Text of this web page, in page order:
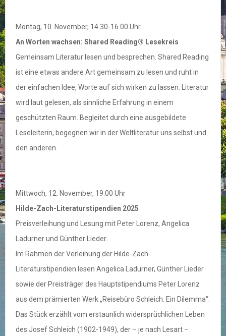
Montag, 10. November, 14.30-16.00 Uhr
An Worten wachsen: Shared Reading® Lesekreis
Gemeinsam Literatur lesen und besprechen. Shared Reading
ist eine etwas andere Art gemeinsam zu lesen und ruht in
der einfachen Idee, Worte auf sich wirken zu lassen. Literatur
wird laut gelesen, als sinnliche Erfahrung in einem
geschützten Raum. Begleitet durch eine ausgebildete
Leseleiterin, begegnen wir in der Weltliteratur uns selbst und
den anderen.
Mittwoch, 12. November, 19.00 Uhr
Hilde-Zach-Literaturstipendien 2025
Preisverleihung und Lesung mit Peter Lorenz, Angelica
Ladurner und Günther Lieder.
Im Rahmen der Verleihung der Hilde-Zach-
Literaturstipendien lesen Angelica Ladurner, Günther Lieder
sowie der Preisträger des Hauptstipendiums Peter Lorenz
aus dem prämierten Werk „Reisebüro Schleich. Ein Dilemma“.
Das Stück erzählt vom erstaunlich widersprüchlichen Leben
des Josef Schleich (1902-1949), der – je nach Lesart –